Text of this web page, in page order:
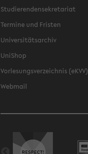
Studierendensekretariat
Termine und Fristen
Universitätsarchiv
UniShop
Vorlesungsverzeichnis (eKVV)
Webmail